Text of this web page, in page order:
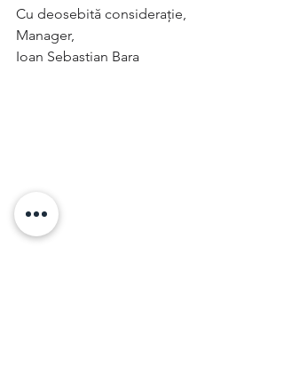
Cu deosebită considerație,
Manager,
Ioan Sebastian Bara